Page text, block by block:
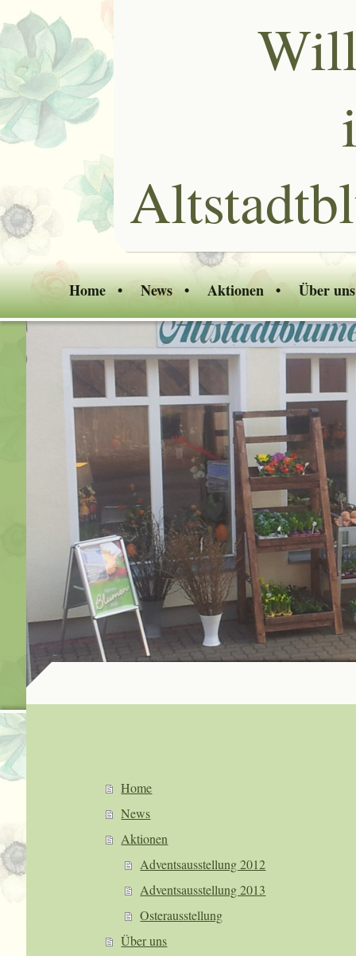
Home News Aktionen Über uns
Home
News
Aktionen
Adventsausstellung 2012
Adventsausstellung 2013
Osterausstellung
Über uns